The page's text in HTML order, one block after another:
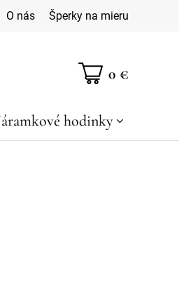
O nás Šperky na mieru
0 €
hodinky